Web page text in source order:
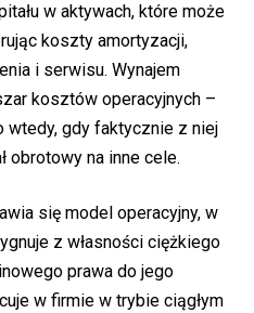
w aktywach, które może
koszty amortyzacji,
i serwisu. Wynajem
kosztów operacyjnych –
wtedy, gdy faktycznie z niej
obrotowy na inne cele.
się model operacyjny, w
z własności ciężkiego
prawa do jego
w firmie w trybie ciągłym